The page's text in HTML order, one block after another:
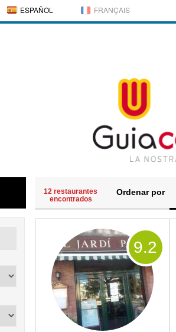
ESPAÑOL FRANÇAIS
12 restaurantes
encontrados
Ordenar por
9.2